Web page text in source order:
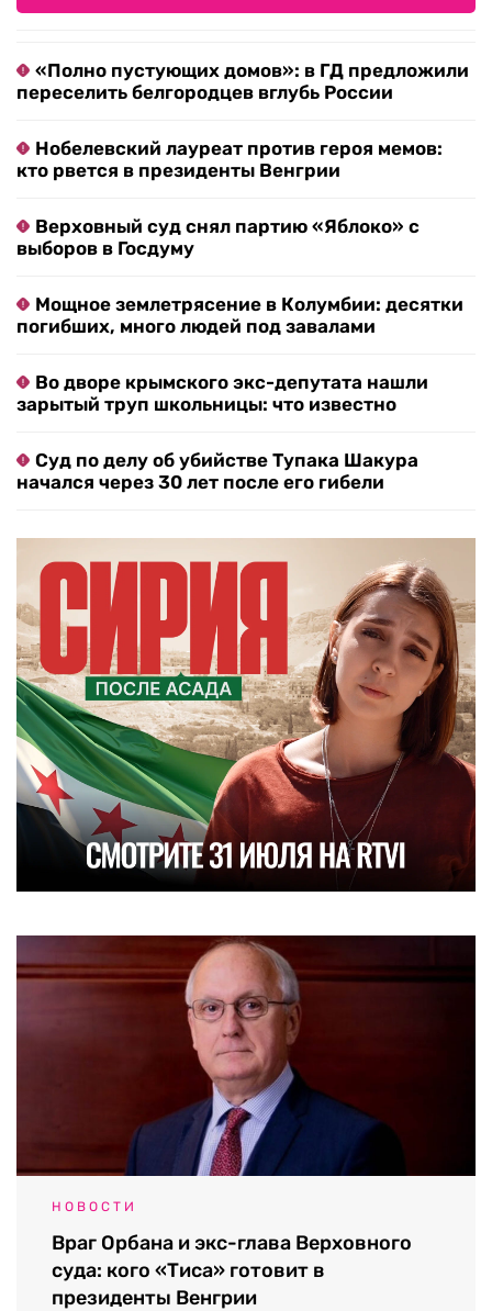
«Полно пустующих домов»: в ГД предложили
переселить белгородцев вглубь России
Нобелевский лауреат против героя мемов:
кто рвется в президенты Венгрии
Верховный суд снял партию «Яблоко» с
выборов в Госдуму
Мощное землетрясение в Колумбии: десятки
погибших, много людей под завалами
Во дворе крымского экс-депутата нашли
зарытый труп школьницы: что известно
Суд по делу об убийстве Тупака Шакура
начался через 30 лет после его гибели
НОВОСТИ
Враг Орбана и экс-глава Верховного
суда: кого «Тиса» готовит в
президенты Венгрии